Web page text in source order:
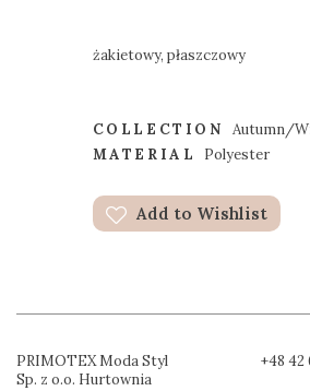
żakietowy, płaszczowy
COLLECTION
Autumn/
MATERIAL
Polyester
Add to Wishlist
PRIMOTEX Moda Styl
Sp. z o.o. Hurtownia
+48 42